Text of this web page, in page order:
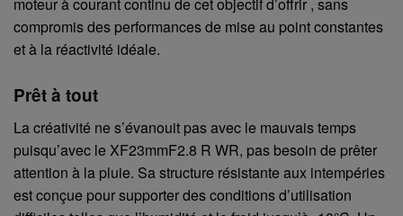
compromis des performances de mise au point constantes
et à la réactivité idéale.
Prêt à tout
La créativité ne s’évanouit pas avec le mauvais temps
puisqu’avec le XF23mmF2.8 R WR, pas besoin de prêter
attention à la pluie. Sa structure résistante aux intempéries
est conçue pour supporter des conditions d’utilisation